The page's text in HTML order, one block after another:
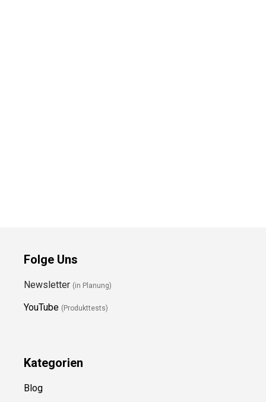
Folge Uns
Newsletter (in Planung)
YouTube (Produkttests)
Kategorien
Blog